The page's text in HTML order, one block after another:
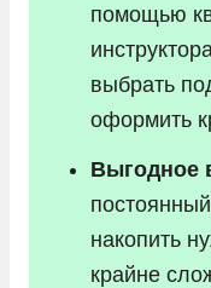
помощью
выбрать
оформить
Выгодное
накопить
крайне